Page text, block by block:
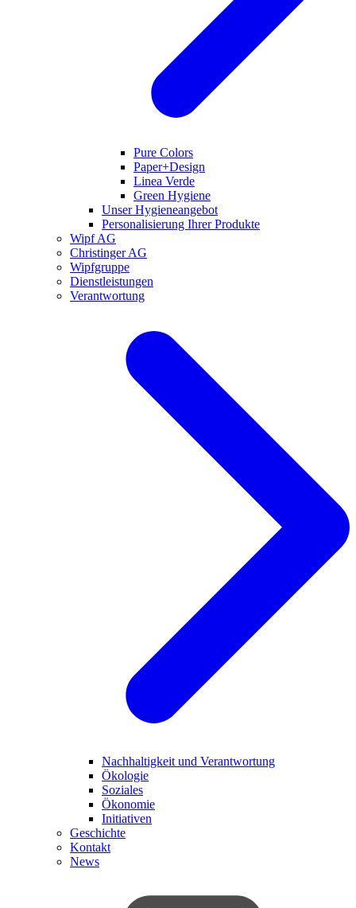
Pure Colors
Paper+Design
Linea Verde
Green Hygiene
Unser Hygieneangebot
Personalisierung Ihrer Produkte
Wipf AG
Christinger AG
Wipfgruppe
Dienstleistungen
Verantwortung
Nachhaltigkeit und Verantwortung
Ökologie
Soziales
Ökonomie
Initiativen
Geschichte
Kontakt
News